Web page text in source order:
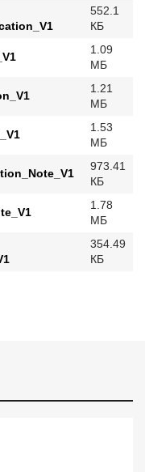
552.1
КБ
1.09
МБ
1.21
МБ
1.53
МБ
973.41
КБ
1.78
МБ
354.49
КБ